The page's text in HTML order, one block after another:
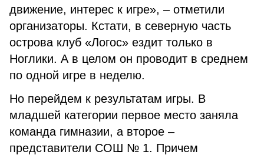
движение, интерес к игре», – отметили
организаторы. Кстати, в северную часть
острова клуб «Логос» ездит только в
Ноглики. А в целом он проводит в среднем
по одной игре в неделю.
Но перейдем к результатам игры. В
младшей категории первое место заняла
команда гимназии, а второе –
представители СОШ № 1. Причем